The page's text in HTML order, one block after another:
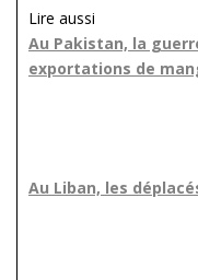
Lire aussi
Au Pakistan, la
exportations de
Au Liban, les